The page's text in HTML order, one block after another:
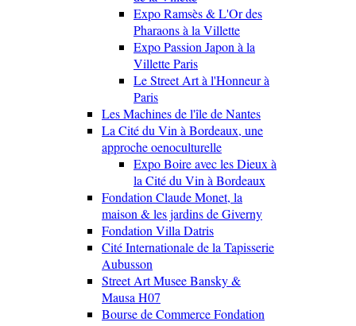
Expo Ramsès & L'Or des
Pharaons à la Villette
Expo Passion Japon à la
Villette Paris
Le Street Art à l'Honneur à
Paris
Les Machines de l'île de Nantes
La Cité du Vin à Bordeaux, une
approche oenoculturelle
Expo Boire avec les Dieux à
la Cité du Vin à Bordeaux
Fondation Claude Monet, la
maison & les jardins de Giverny
Fondation Villa Datris
Cité Internationale de la Tapisserie
Aubusson
Street Art Musee Bansky &
Mausa H07
Bourse de Commerce Fondation